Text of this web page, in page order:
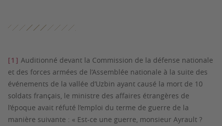
[1] Auditionné devant la Commission de la défense nationale
et des forces armées de l’Assemblée nationale à la suite des
événements de la vallée d’Uzbin ayant causé la mort de 10
soldats français, le ministre des affaires étrangères de
l’époque avait réfuté l’emploi du terme de guerre de la
manière suivante : « Est-ce une guerre, monsieur Ayrault ?